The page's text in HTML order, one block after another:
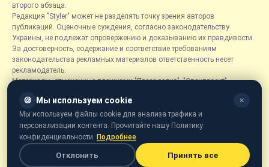
второго абзаца.
Редакция "Styler" может не разделять точку зрения авторов
публикаций. Оценочные суждения, согласно законодательству
Украины, не подлежат опровержению и доказыванию их правдивости.
За достоверность, содержание и соответствие требованиям
законодательства рекламных материалов ответственность несет
рекламодатель.
Материалы, отмеченные плашками "Пресс-релиз", "Спецпроект",
размещаются на правах рекламы.
Рубрика «Новости компаний» является информационным форматом,
содержащим новости, сообщения и объявления, связанные с
деятельностью компаний, и основывается на информации,
предоставленной соответствующими компаниями. Редакция не несет
ответственности за достоверность такой информации.
🍪 Мы используем cookie ✕
Мы используем файлы cookie для анализа трафика и
персонализации контента. Прочитайте нашу Политику
конфиденциальности. Подробнее
Отклонить Принять все